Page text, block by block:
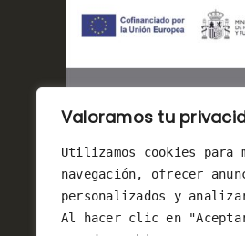
Valoramos tu
Utilizamos cookies para
navegación, ofrecer
personalizados y
Al hacer clic en